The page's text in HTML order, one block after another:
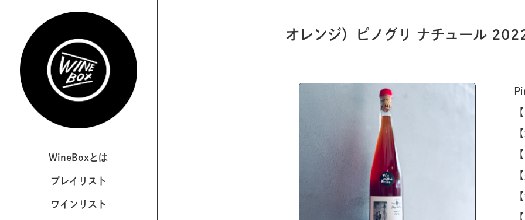
WineBoxとは
プレイリスト
ワインリスト
オレンジ）ピノグリ ナチュール